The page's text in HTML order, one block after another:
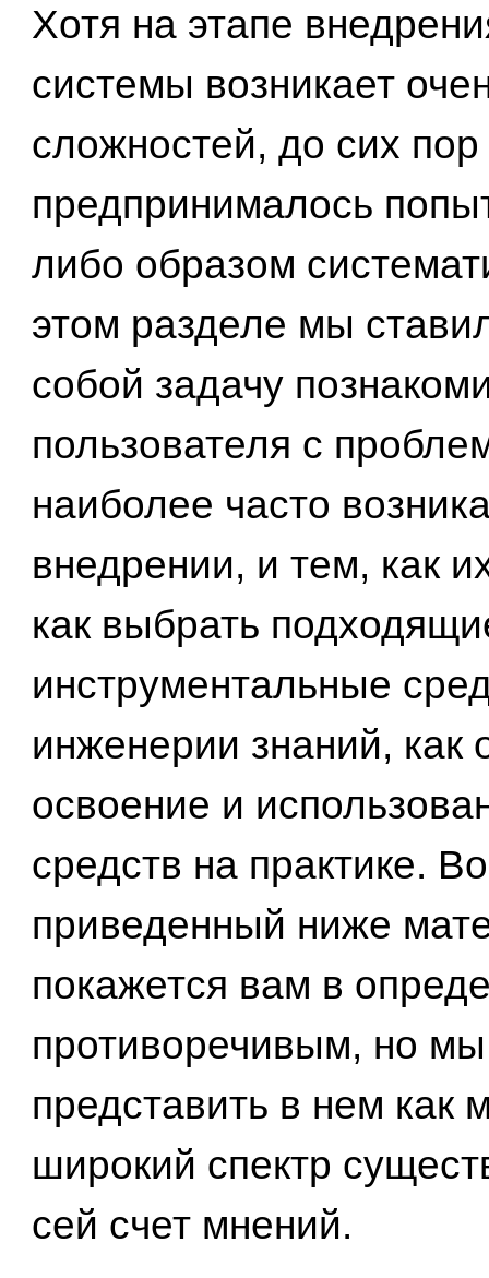
Хотя на этапе
системы возникает
сложностей, до сих пор
предпринималось
либо образом
этом разделе мы
собой задачу
пользователя с
наиболее часто
внедрении, и тем, как
как выбрать
инструментальные
инженерии знаний, как
освоение и
средств на практике.
приведенный ниже
покажется вам в
противоречивым, но
представить в нем как
широкий спектр
сей счет мнений.